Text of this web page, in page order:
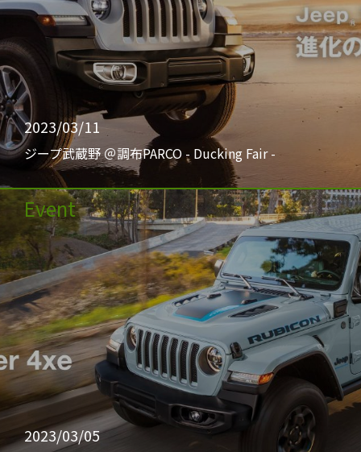
2023/03/11
ジープ武蔵野 ＠調布PARCO - Ducking Fair -
Event
2023/03/05